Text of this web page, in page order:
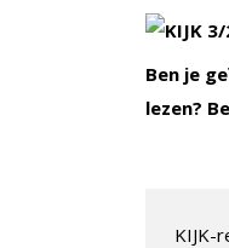
Ben je
lezen?
KIJK-